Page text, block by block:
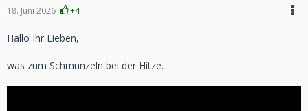
18. Juni 2026 +4
Hallo Ihr Lieben,
was zum Schmunzeln bei der Hitze.